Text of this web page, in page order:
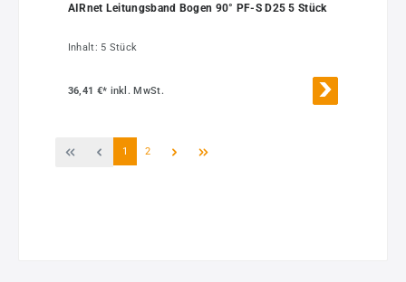
AIRnet Leitungsband Bogen 90° PF-S D25 5 Stück
Inhalt: 5 Stück
36,41 €* inkl. MwSt.
Seite
1 Seite
2